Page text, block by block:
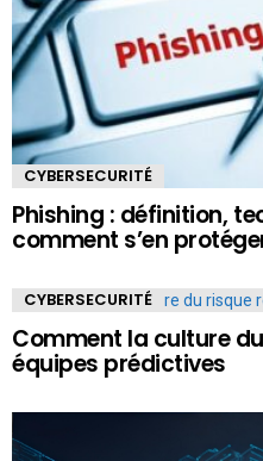
CYBERSECURITÉ
Phishing : définition,
comment s’en
CYBERSECURITÉ
Comment la culture
équipes prédictives